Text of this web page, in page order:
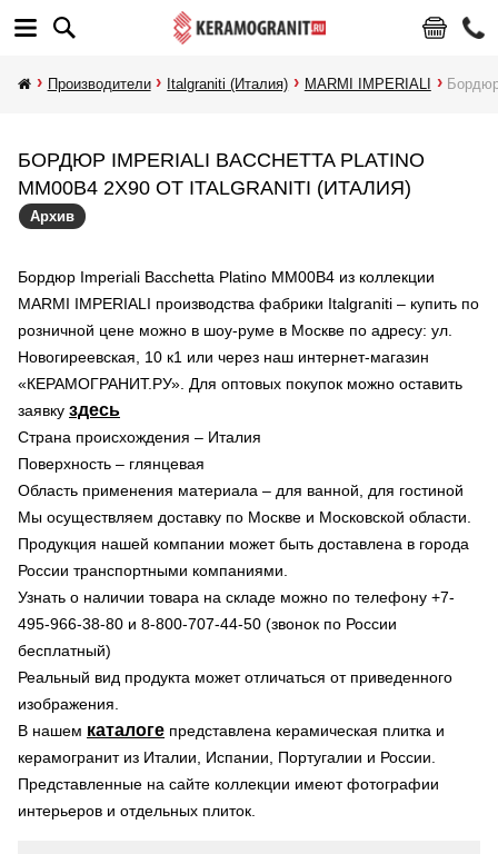
Производители Italgraniti (Италия) MARMI IMPERIALI
БОРДЮР IMPERIALI BACCHETTA PLATINO
MM00B4 2X90 ОТ ITALGRANITI (ИТАЛИЯ)
Архив
Бордюр Imperiali Bacchetta Platino MM00B4 из коллекции
MARMI IMPERIALI производства фабрики Italgraniti – купить по
розничной цене можно в шоу-руме в Москве по адресу: ул.
Новогиреевская, 10 к1 или через наш интернет-магазин
«КЕРАМОГРАНИТ.РУ». Для оптовых покупок можно оставить
заявку здесь
Страна происхождения – Италия
Поверхность – глянцевая
Область применения материала – для ванной, для гостиной
Мы осуществляем доставку по Москве и Московской области.
Продукция нашей компании может быть доставлена в города
России транспортными компаниями.
Узнать о наличии товара на складе можно по телефону +7-
495-966-38-80 и 8-800-707-44-50 (звонок по России
бесплатный)
Реальный вид продукта может отличаться от приведенного
изображения.
В нашем каталоге представлена керамическая плитка и
керамогранит из Италии, Испании, Португалии и России.
Представленные на сайте коллекции имеют фотографии
интерьеров и отдельных плиток.